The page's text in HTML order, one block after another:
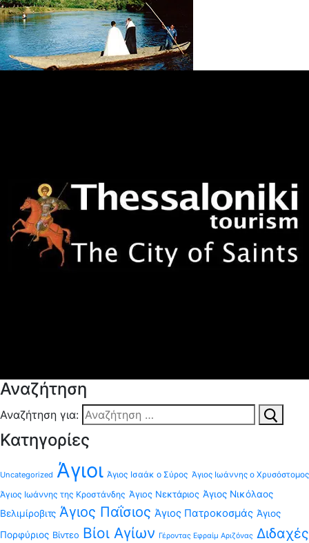
Αναζήτηση
Αναζήτηση για:
Κατηγορίες
Uncategorized Άγιοι Άγιος Ισαάκ ο Σύρος Άγιος Ιωάννης ο Χρυσόστομος
Άγιος Ιωάννης της Κροστάνδης Άγιος Νεκτάριος Άγιος Νικόλαος
Βελιμίροβιτς Άγιος Παΐσιος Άγιος Πατροκοσμάς Άγιος
Πορφύριος Βίντεο Βίοι Αγίων Γέροντας Εφραίμ Αριζόνας Διδαχές